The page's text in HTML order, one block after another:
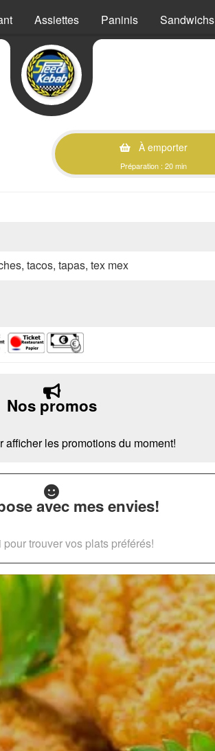
Assiettes Paninis Sandwichs
À emporter
Préparation : 20 min
tacos, tapas, tex mex
Nos promos
afficher les promotions du moment!
avec mes envies!
trouver vos plats préférés!